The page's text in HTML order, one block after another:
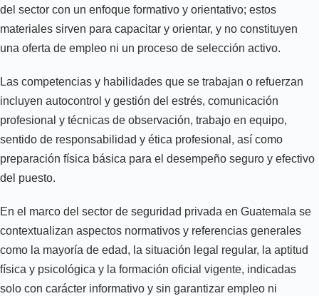
del sector con un enfoque formativo y orientativo; estos
materiales sirven para capacitar y orientar, y no constituyen
una oferta de empleo ni un proceso de selección activo.
Las competencias y habilidades que se trabajan o refuerzan
incluyen autocontrol y gestión del estrés, comunicación
profesional y técnicas de observación, trabajo en equipo,
sentido de responsabilidad y ética profesional, así como
preparación física básica para el desempeño seguro y efectivo
del puesto.
En el marco del sector de seguridad privada en Guatemala se
contextualizan aspectos normativos y referencias generales
como la mayoría de edad, la situación legal regular, la aptitud
física y psicológica y la formación oficial vigente, indicadas
solo con carácter informativo y sin garantizar empleo ni